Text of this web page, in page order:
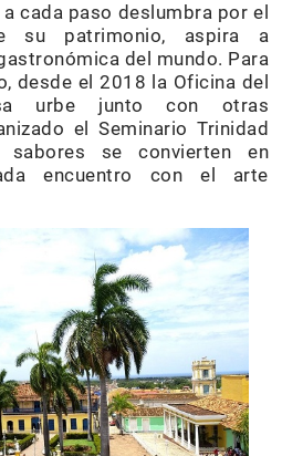
cada paso deslumbra por el
su patrimonio, aspira a
del mundo. Para
desde el 2018 la Oficina del
urbe junto con otras
el Seminario Trinidad
sabores se convierten en
encuentro con el arte